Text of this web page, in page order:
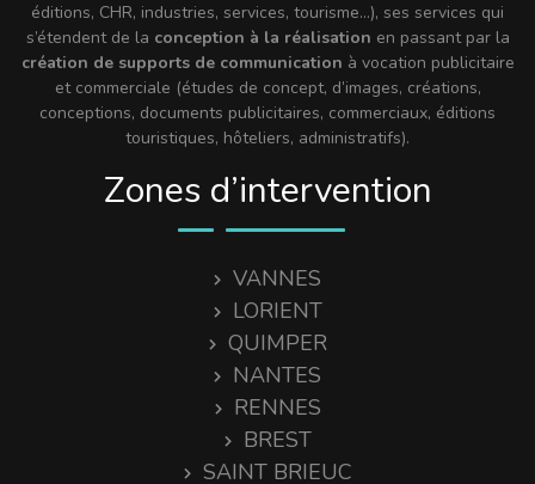
éditions, CHR, industries, services, tourisme…), ses services qui
s’étendent de la conception à la réalisation en passant par la
création de supports de communication à vocation publicitaire
et commerciale (études de concept, d’images, créations,
conceptions, documents publicitaires, commerciaux, éditions
touristiques, hôteliers, administratifs).
Zones d’intervention
VANNES
LORIENT
QUIMPER
NANTES
RENNES
BREST
SAINT BRIEUC